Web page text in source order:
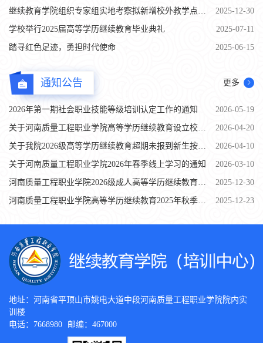
2025-12-30
学校举行2025届高等学历继续教育毕业典礼 2025-07-11
踏寻红色足迹，勇担时代使命 2025-06-15
通知公告 更多
2026年第一期社会职业技能等级培训认定工作的通知 2026-05-19
2026-04-20
2026-04-10
关于河南质量工程职业学院2026年春季线上学习的通知 2026-03-10
2025-12-30
2025-12-23
地址：河南省平顶山市姚电大道中段河南质量工程职业学院院内实
训楼
电话：7668980
邮编：467000